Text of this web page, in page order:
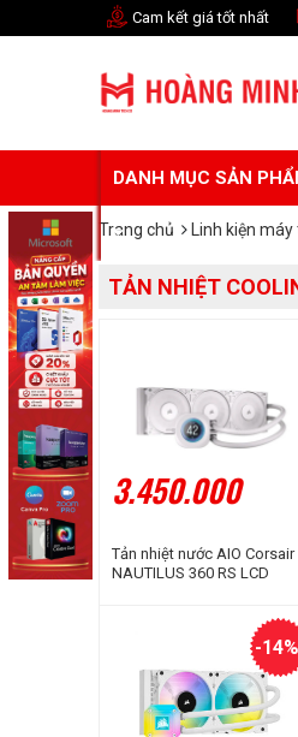
Cam kết giá tốt nhất
DANH MỤC SẢN
Trang chủ Linh kiện
TẢN NHIỆT
3.450.000
Tản nhiệt nước AIO Corsair
NAUTILUS 360 RS LCD
-14%